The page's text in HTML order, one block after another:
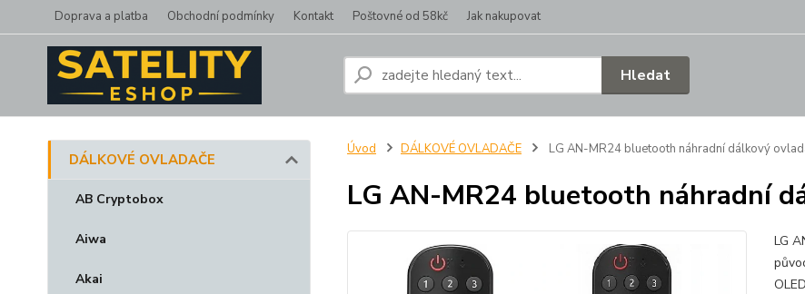
Doprava a platba Obchodní podmínky Kontakt Poštovné od 58kč Jak nakupovat
Hledat
DÁLKOVÉ OVLADAČE
AB Cryptobox
Aiwa
Akai
Úvod DÁLKOVÉ OVLADAČE LG AN-MR24 bluetooth náhradní dálkový
LG AN-MR24 bluetooth náhradní
LG